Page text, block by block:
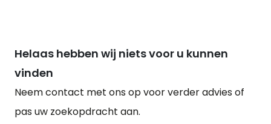
Helaas hebben wij niets voor u kunnen
vinden
Neem contact met ons op voor verder advies of
pas uw zoekopdracht aan.